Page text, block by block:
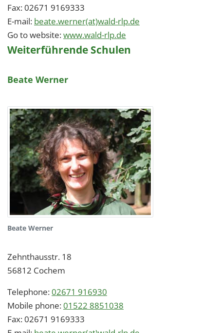
Fax:02671 9169333
E-mail: beate.werner(at)wald-rlp.de
Go to website:www.wald-rlp.de
Weiterführende Schulen
Beate Werner
Beate Werner
Zehnthausstr. 18
56812 Cochem
Telephone:02671 916930
Mobile phone:01522 8851038
Fax:02671 9169333